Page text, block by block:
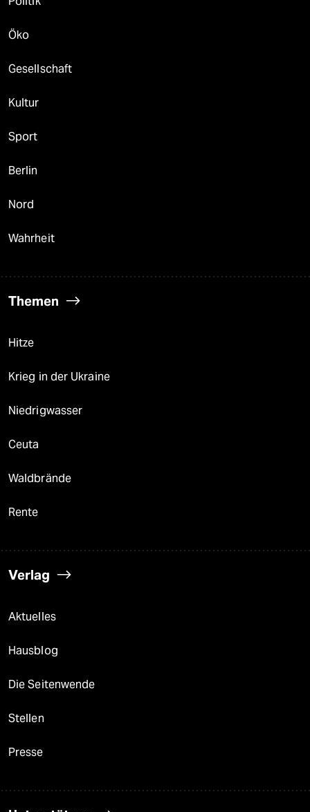
Öko
Gesellschaft
Kultur
Sport
Berlin
Nord
Wahrheit
Themen
Hitze
Krieg in der Ukraine
Niedrigwasser
Ceuta
Waldbrände
Rente
Verlag
Aktuelles
Hausblog
Die Seitenwende
Stellen
Presse